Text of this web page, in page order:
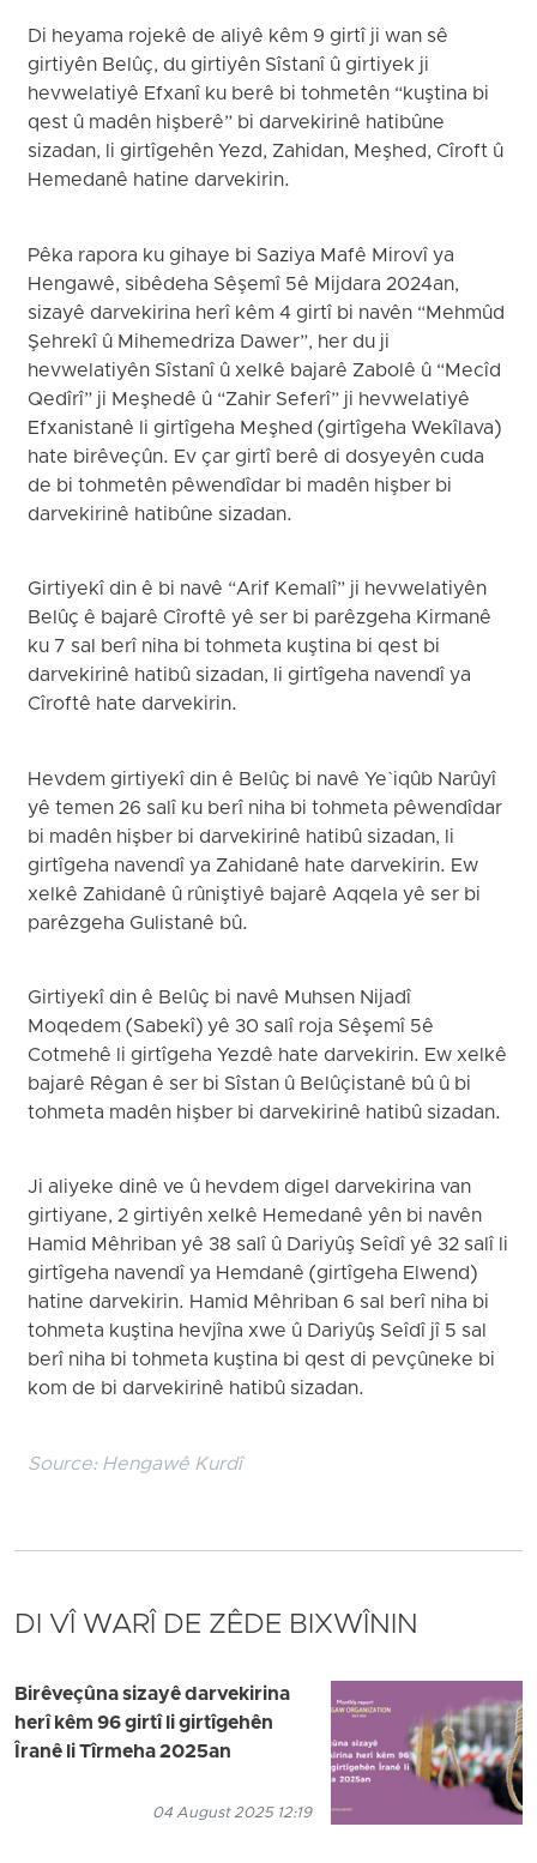
Di heyama rojekê de aliyê kêm 9 girtî ji wan sê
girtiyên Belûç, du girtiyên Sîstanî û girtiyek ji
hevwelatiyê Efxanî ku berê bi tohmetên “kuştina bi
qest û madên hişberê” bi darvekirinê hatibûne
sizadan, li girtîgehên Yezd, Zahidan, Meşhed, Cîroft û
Hemedanê hatine darvekirin.
Pêka rapora ku gihaye bi Saziya Mafê Mirovî ya
Hengawê, sibêdeha Sêşemî 5ê Mijdara 2024an,
sizayê darvekirina herî kêm 4 girtî bi navên “Mehmûd
Şehrekî û Mihemedriza Dawer”, her du ji
hevwelatiyên Sîstanî û xelkê bajarê Zabolê û “Mecîd
Qedîrî” ji Meşhedê û “Zahir Seferî” ji hevwelatiyê
Efxanistanê li girtîgeha Meşhed (girtîgeha Wekîlava)
hate birêveçûn. Ev çar girtî berê di dosyeyên cuda
de bi tohmetên pêwendîdar bi madên hişber bi
darvekirinê hatibûne sizadan.
Girtiyekî din ê bi navê “Arif Kemalî” ji hevwelatiyên
Belûç ê bajarê Cîroftê yê ser bi parêzgeha Kirmanê
ku 7 sal berî niha bi tohmeta kuştina bi qest bi
darvekirinê hatibû sizadan, li girtîgeha navendî ya
Cîroftê hate darvekirin.
Hevdem girtiyekî din ê Belûç bi navê Ye`iqûb Narûyî
yê temen 26 salî ku berî niha bi tohmeta pêwendîdar
bi madên hişber bi darvekirinê hatibû sizadan, li
girtîgeha navendî ya Zahidanê hate darvekirin. Ew
xelkê Zahidanê û rûniştiyê bajarê Aqqela yê ser bi
parêzgeha Gulistanê bû.
Girtiyekî din ê Belûç bi navê Muhsen Nijadî
Moqedem (Sabekî) yê 30 salî roja Sêşemî 5ê
Cotmehê li girtîgeha Yezdê hate darvekirin. Ew xelkê
bajarê Rêgan ê ser bi Sîstan û Belûçistanê bû û bi
tohmeta madên hişber bi darvekirinê hatibû sizadan.
Ji aliyeke dinê ve û hevdem digel darvekirina van
girtiyane, 2 girtiyên xelkê Hemedanê yên bi navên
Hamid Mêhriban yê 38 salî û Dariyûş Seîdî yê 32 salî li
girtîgeha navendî ya Hemdanê (girtîgeha Elwend)
hatine darvekirin. Hamid Mêhriban 6 sal berî niha bi
tohmeta kuştina hevjîna xwe û Dariyûş Seîdî jî 5 sal
berî niha bi tohmeta kuştina bi qest di pevçûneke bi
kom de bi darvekirinê hatibû sizadan.
Source: Hengawê Kurdî
DI VÎ WARÎ DE ZÊDE BIXWÎNIN
Birêveçûna sizayê darvekirina
herî kêm 96 girtî li girtîgehên
Îranê li Tîrmeha 2025an
04 August 2025 12:19